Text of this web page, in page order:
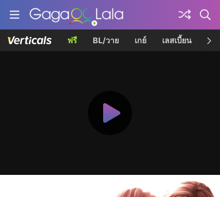
ฟรี BL/วาย เกย์ เลสเบี้ยน เค